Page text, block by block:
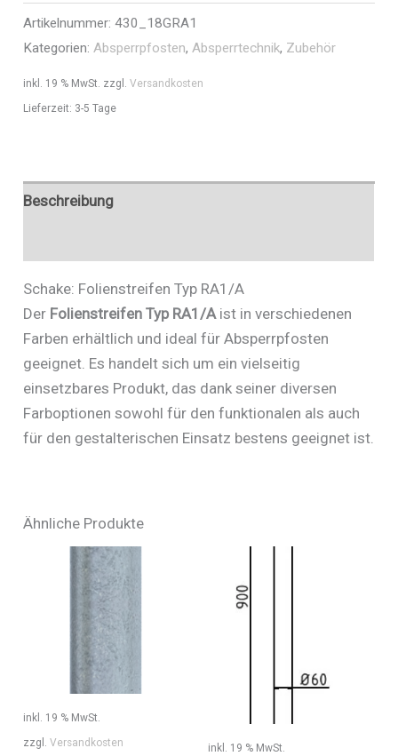
Art.Nr.
430_18GRA1
Artikelnummer:430_18GRA1
Kategorien:Absperrpfosten,Absperrtechnik, Zubehör
inkl. 19 % MwSt. zzgl.Versandkosten
Lieferzeit: 3-5 Tage
Beschreibung
Schake: Folienstreifen Typ RA1/A
Der Folienstreifen Typ RA1/A ist in verschiedenen
Farben erhältlich und ideal für Absperrpfosten
geeignet. Es handelt sich um ein vielseitig
einsetzbares Produkt, das dank seiner diversen
Farboptionen sowohl für den funktionalen als auch
für den gestalterischen Einsatz bestens geeignet ist.
Ähnliche Produkte
inkl. 19 % MwSt.
zzgl.Versandkosten
inkl. 19 % MwSt.